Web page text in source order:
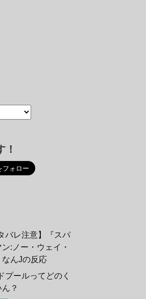
バレ注意】『スパ
:ノー・ウェイ・
なんJの反応
プールってどのく
？